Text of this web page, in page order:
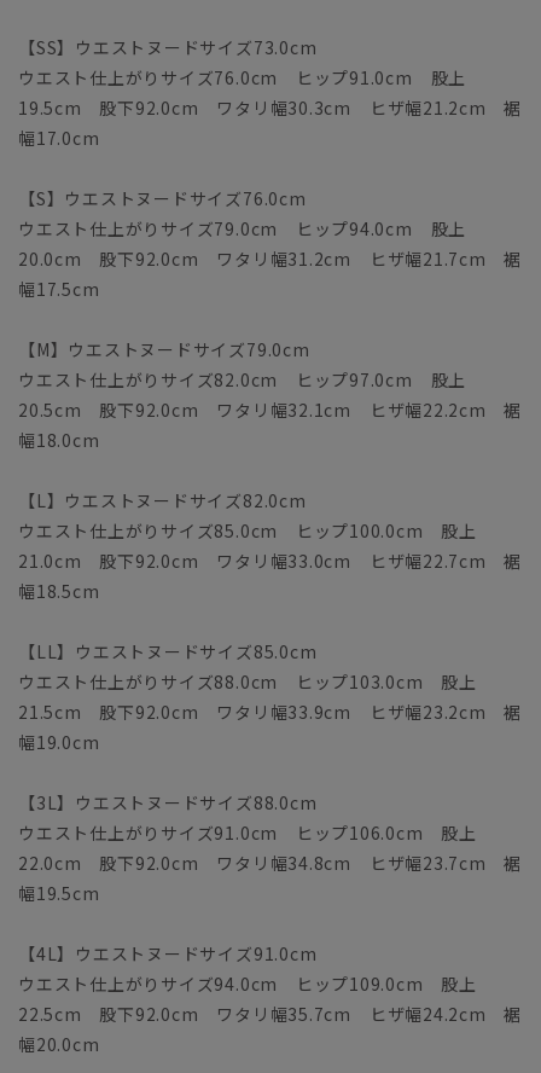
【SS】ウエストヌードサイズ73.0cm
ウエスト仕上がりサイズ76.0cm ヒップ91.0cm 股上
19.5cm 股下92.0cm ワタリ幅30.3cm ヒザ幅21.2cm 裾
幅17.0cm
【S】ウエストヌードサイズ76.0cm
ウエスト仕上がりサイズ79.0cm ヒップ94.0cm 股上
20.0cm 股下92.0cm ワタリ幅31.2cm ヒザ幅21.7cm 裾
幅17.5cm
【M】ウエストヌードサイズ79.0cm
ウエスト仕上がりサイズ82.0cm ヒップ97.0cm 股上
20.5cm 股下92.0cm ワタリ幅32.1cm ヒザ幅22.2cm 裾
幅18.0cm
【L】ウエストヌードサイズ82.0cm
ウエスト仕上がりサイズ85.0cm ヒップ100.0cm 股上
21.0cm 股下92.0cm ワタリ幅33.0cm ヒザ幅22.7cm 裾
幅18.5cm
【LL】ウエストヌードサイズ85.0cm
ウエスト仕上がりサイズ88.0cm ヒップ103.0cm 股上
21.5cm 股下92.0cm ワタリ幅33.9cm ヒザ幅23.2cm 裾
幅19.0cm
【3L】ウエストヌードサイズ88.0cm
ウエスト仕上がりサイズ91.0cm ヒップ106.0cm 股上
22.0cm 股下92.0cm ワタリ幅34.8cm ヒザ幅23.7cm 裾
幅19.5cm
【4L】ウエストヌードサイズ91.0cm
ウエスト仕上がりサイズ94.0cm ヒップ109.0cm 股上
22.5cm 股下92.0cm ワタリ幅35.7cm ヒザ幅24.2cm 裾
幅20.0cm